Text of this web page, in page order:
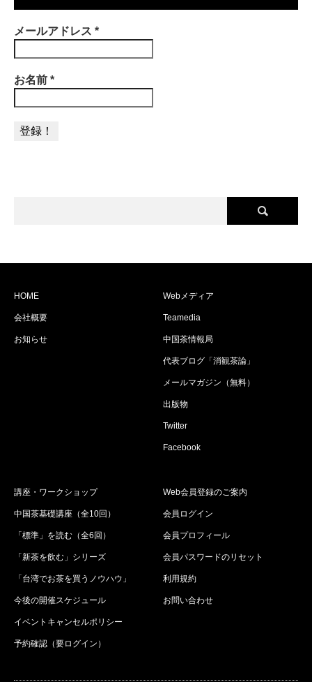
メールアドレス *
お名前 *
HOME
会社概要
お知らせ
Webメディア
Teamedia
中国茶情報局
代表ブログ「消観茶論」
メールマガジン（無料）
出版物
Twitter
Facebook
講座・ワークショップ
中国茶基礎講座（全10回）
「標準」を読む（全6回）
「新茶を飲む」シリーズ
「台湾でお茶を買うノウハウ」
今後の開催スケジュール
イベントキャンセルポリシー
予約確認（要ログイン）
Web会員登録のご案内
会員ログイン
会員プロフィール
会員パスワードのリセット
利用規約
お問い合わせ